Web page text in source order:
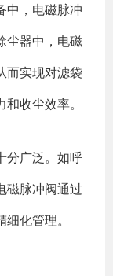
中，电磁脉冲
尘器中，电磁
而实现对滤袋
收尘效率。
分广泛。如呼
磁脉冲阀通过
化管理。